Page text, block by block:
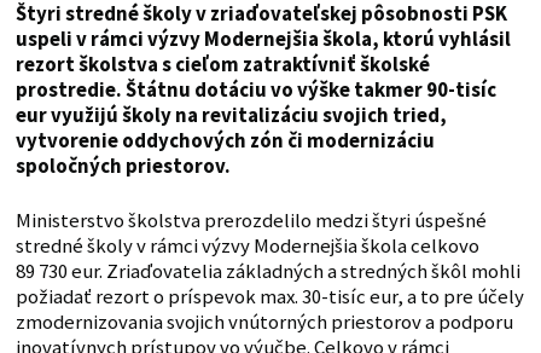
Štyri stredné školy v zriaďovateľskej pôsobnosti PSK
uspeli v rámci výzvy Modernejšia škola, ktorú vyhlásil
rezort školstva s cieľom zatraktívniť školské
prostredie. Štátnu dotáciu vo výške takmer 90-tisíc
eur využijú školy na revitalizáciu svojich tried,
vytvorenie oddychových zón či modernizáciu
spoločných priestorov.
Ministerstvo školstva prerozdelilo medzi štyri úspešné
stredné školy v rámci výzvy Modernejšia škola celkovo
89 730 eur. Zriaďovatelia základných a stredných škôl mohli
požiadať rezort o príspevok max. 30-tisíc eur, a to pre účely
zmodernizovania svojich vnútorných priestorov a podporu
inovatívnych prístupov vo výučbe. Celkovo v rámci